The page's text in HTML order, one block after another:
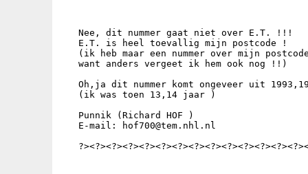
   Nee, dit nummer gaat niet over E.T. !!!
   E.T. is heel toevallig mijn postcode !
(ik heb maar een nummer over mijn
   want anders vergeet ik hem ook nog !!)
Oh,ja dit nummer komt ongeveer uit
   (ik was toen 13,14 jaar )
   Punnik (Richard HOF )
   E-mail: hof700@tem.nhl.nl